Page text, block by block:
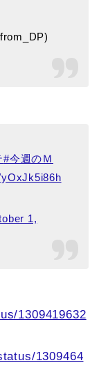
#今週のＭ
1,
1309419632
1309464